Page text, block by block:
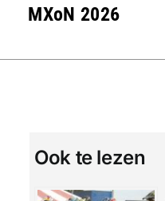
MXoN 2026
Ook te lezen